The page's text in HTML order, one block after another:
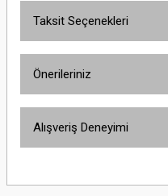
Taksit Seçenekleri
Önerileriniz
yetersiz gördüğünüz noktaları
Alışveriş Deneyimi